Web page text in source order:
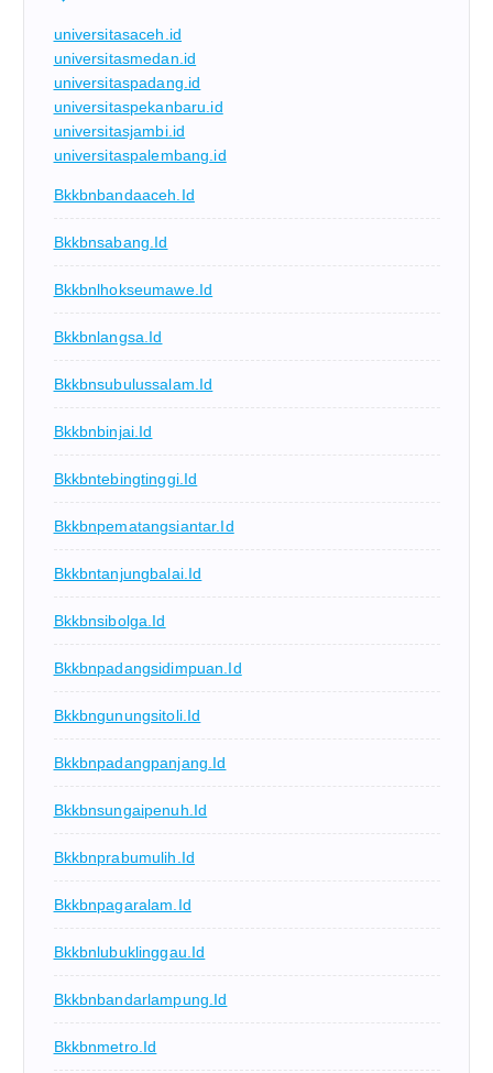
universitasaceh.id
universitasmedan.id
universitaspadang.id
universitaspekanbaru.id
universitasjambi.id
universitaspalembang.id
Bkkbnbandaaceh.id
Bkkbnsabang.id
Bkkbnlhokseumawe.id
Bkkbnlangsa.id
Bkkbnsubulussalam.id
Bkkbnbinjai.id
Bkkbntebingtinggi.id
Bkkbnpematangsiantar.id
Bkkbntanjungbalai.id
Bkkbnsibolga.id
Bkkbnpadangsidimpuan.id
Bkkbngunungsitoli.id
Bkkbnpadangpanjang.id
Bkkbnsungaipenuh.id
Bkkbnprabumulih.id
Bkkbnpagaralam.id
Bkkbnlubuklinggau.id
Bkkbnbandarlampung.id
Bkkbnmetro.id